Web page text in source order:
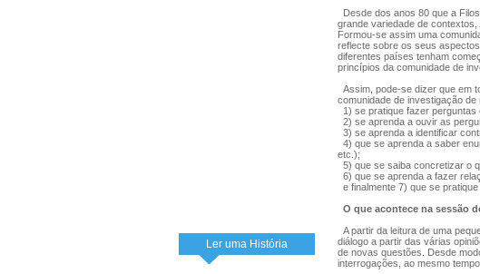
Ler uma História
Desde dos anos 80 que a
grande variedade de
Formou-se assim uma
reflecte sobre os seus
diferentes países tenham
princípios da comunidade de
Assim, pode-se dizer que em
comunidade de investigação de
1) se pratique fazer perguntas
2) se aprenda a ouvir as
3) se aprenda a identificar
4) que se aprenda a saber
etc.);
5) que se saiba concretizar o
6) que se aprenda a fazer
e finalmente 7) que se
O que acontece na sessão
A partir da leitura de uma
diálogo a partir das várias
de novas questões. Desde
interrogações, ao mesmo